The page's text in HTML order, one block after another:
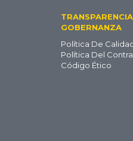
GOBERNANZA
Política De
Política Del
Código Ético